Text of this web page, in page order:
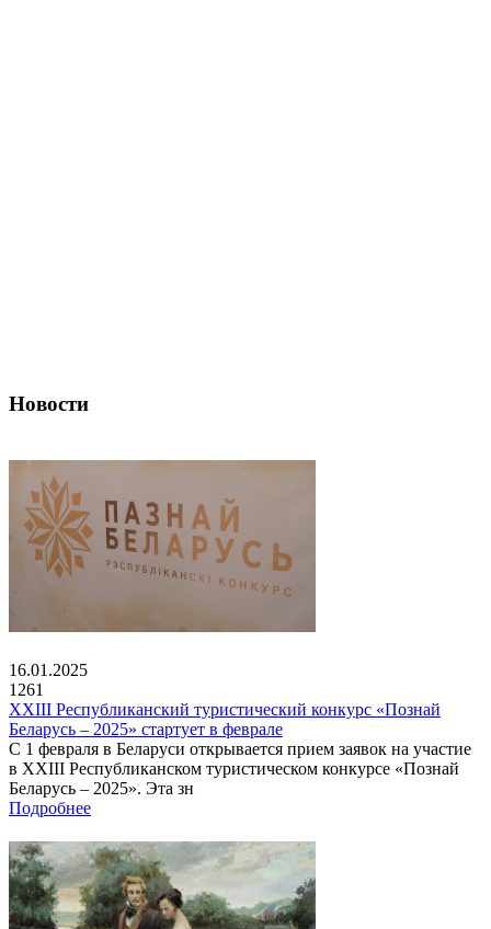
Новости
16.01.2025
1261
XXIII Республиканский туристический конкурс «Познай
Беларусь – 2025» стартует в феврале
С 1 февраля в Беларуси открывается прием заявок на участие
в XXIII Республиканском туристическом конкурсе «Познай
Беларусь – 2025». Эта зн
Подробнее